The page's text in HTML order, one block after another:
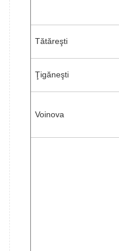
Tătăreşti
Ţigăneşti
Voinova